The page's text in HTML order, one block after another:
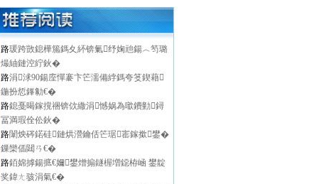
路瑗跨敳鎴樺箷鎷夊紑锛氭纾婅兘鍚︿笉璐
熶紬鏈涳紵鈥�
路涓浗90鍚庢憚褰卞笀濡備綍鎷夸笅鍥藉
鍦扮悊鎽勨€�
路鎴戞暍鎵撹祵锛佽繖涓憾娲為噷鐨勭鐞
冨満瑕佺伀鈥�
路闈炴硶鍩硅鏈烘瀯鑰佸笀琚寚鎵撳鐢�
鏁欒偛閮ㄢ€�
路銆婂摢鍚掋€嬭鐢熷搧鐩楃増鐚栫崡 鐢靛
奖鍏ㄤ骇涓氣€�